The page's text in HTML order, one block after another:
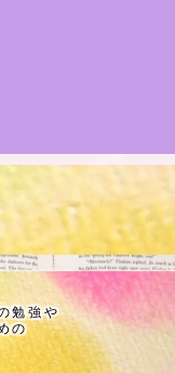
』
ンク集
勉強や
の